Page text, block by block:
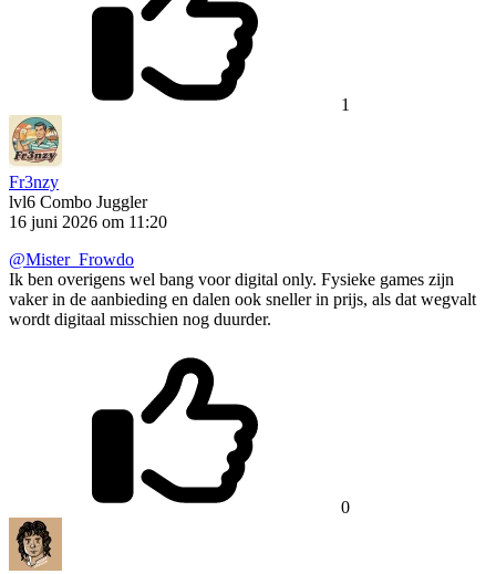
1
Fr3nzy
lvl6 Combo Juggler
16 juni 2026 om 11:20
@Mister_Frowdo
Ik ben overigens wel bang voor digital only. Fysieke games zijn
vaker in de aanbieding en dalen ook sneller in prijs, als dat wegvalt
wordt digitaal misschien nog duurder.
0